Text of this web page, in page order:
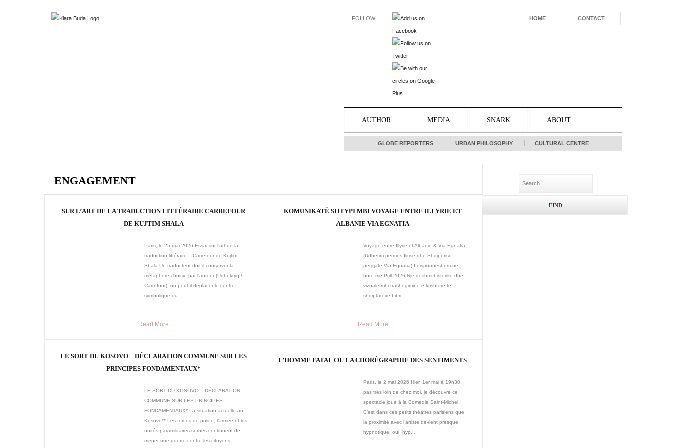
FOLLOW HOME CONTACT
AUTHOR MEDIA SNARK ABOUT
GLOBE REPORTERS URBAN PHILOSOPHY CULTURAL CENTRE
ENGAGEMENT
SUR L’ART DE LA TRADUCTION LITTÉRAIRE CARREFOUR
DE KUJTIM SHALA
Paris, le 25 mai 2026 Essai sur l’art de la
traduction littéraire – Carrefour de Kujtim
Shala Un traducteur doit-il conserver la
métaphore choisie par l’auteur (Udhëkryq /
Carrefour), ou peut-il déplacer le centre
symbolique du ...
Read More
KOMUNIKATË SHTYPI MBI VOYAGE ENTRE ILLYRIE ET
ALBANIE VIA EGNATIA
Voyage entre Illyrie et Albanie & Via Egnatia
(Udhëtim përmes Ilirisë dhe Shqipërisë
përgjatë Via Egnatia) I disponueshëm në
botë më Prill 2026 Një dëshmi historike dhe
vizuale mbi trashëgiminë e krishterë të
shqiptarëve Libri ...
Read More
LE SORT DU KOSOVO – DÉCLARATION COMMUNE SUR LES
PRINCIPES FONDAMENTAUX*
LE SORT DU KOSOVO – DÉCLARATION
COMMUNE SUR LES PRINCIPES
FONDAMENTAUX* La situation actuelle au
Kosovo** Les forces de police, l’armée et les
unités paramilitaires serbes continuent de
mener une guerre contre les citoyens
L’HOMME FATAL OU LA CHORÉGRAPHIE DES SENTIMENTS
Paris, le 2 mai 2026 Hier, 1er mai à 19h30,
pas très loin de chez moi, je découvre ce
spectacle joué à la Comédie Saint-Michel.
C’est dans ces petits théâtres parisiens que
la proximité avec l’artiste devient presque
hypnotique, oui, hyp...